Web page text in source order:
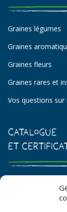
Graines légumes
Graines
Graines fleurs
Graines rares et
Vos questions sur
Catalogue
et
Catalogue de